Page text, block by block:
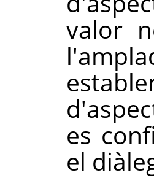
valor
es
el